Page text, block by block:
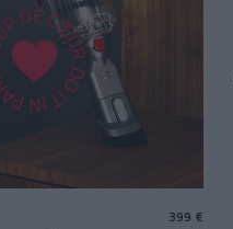
399 €